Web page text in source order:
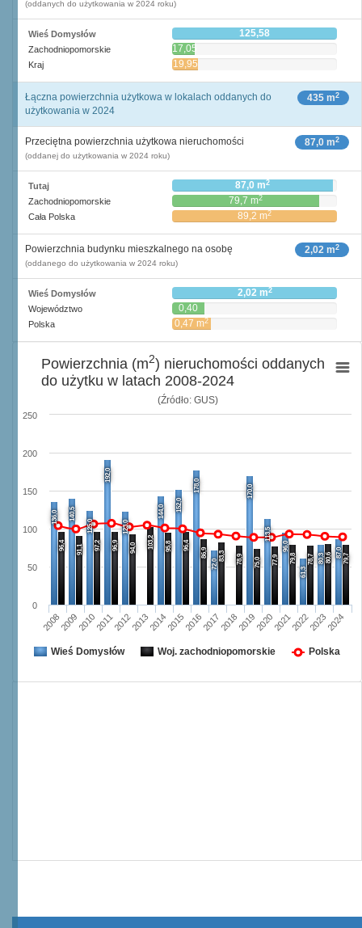
(oddanych do użytkowania w 2024 roku)
Wieś Domysłów 125,58
Zachodniopomorskie 17,05
Kraj 19,95
435 m2
Łączna powierzchnia użytkowa w lokalach oddanych do
użytkowania w 2024
87,0 m2
Przeciętna powierzchnia użytkowa nieruchomości
(oddanej do użytkowania w 2024 roku)
Tutaj 87,0 m2
Zachodniopomorskie 79,7 m2
Cała Polska 89,2 m2
2,02 m2
Powierzchnia budynku mieszkalnego na osobę
(oddanego do użytkowania w 2024 roku)
Wieś Domysłów 2,02 m2
Województwo
0,40
m2
Polska 0,47 m2
(Źródło: GUS)
136,0 140,5
125,0
192,0
123,0
144,0 152,0
178,0
72,0
170,0
113,5
96,0
61,3
80,3 87,0
96,4 91,1 97,2 96,9 94,0 103,2 95,8 96,4
86,9 83,3 78,9 75,0 77,9 79,8 78,7 80,6 79,7
20082009201020112012201320142015201620172018201920202021202220232024
0
50
100
150
200
250
Powierzchnia (m2) nieruchomości oddanych
do użytku w latach 2008-2024
Wieś Domysłów Woj. zachodniopomorskie Polska